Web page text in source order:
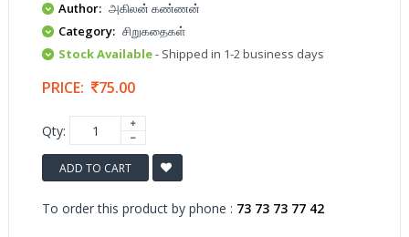
Author: அகிலன் கண்ணன்
Category: சிறுகதைகள்
Stock Available- Shipped in 1-2 business days
PRICE: 75.00
Qty:
ADD TO CART
To order this product by phone : 73 73 73 77 42